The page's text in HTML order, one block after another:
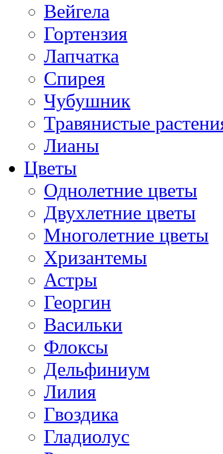
Вейгела
Гортензия
Лапчатка
Спирея
Чубушник
Травянистые
Лианы
Цветы
Однолетние цветы
Двухлетние цветы
Многолетние цветы
Хризантемы
Астры
Георгин
Васильки
Флоксы
Дельфиниум
Лилия
Гвоздика
Гладиолус